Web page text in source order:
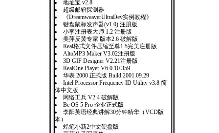
地址宝 v2.8
超级邮箱探测器
《DreamweaverUltraDev实例教程》
键盘鼠标发声器(v1.0) 注册版
小李注册表大师 1.2 注册版
美萍反黄专家 版本2.6 破解版
Real格式文件压缩至尊1.5完美注册版
AltoMP3 Maker V3.02注册版
3D GIF Designer V2.21注册版
RealOne Player V6.0.10.359
华表 2000 正式版 Build 2001.09.29
Intel Processor Frequency ID Utility v3.8 简
体中文版
网络工兵 V2.4 破解版
Be OS 5 Pro 企业正式版
李阳英语经典讲解30分钟精华（VCD版
本）
蜡笔小新2中文硬盘版